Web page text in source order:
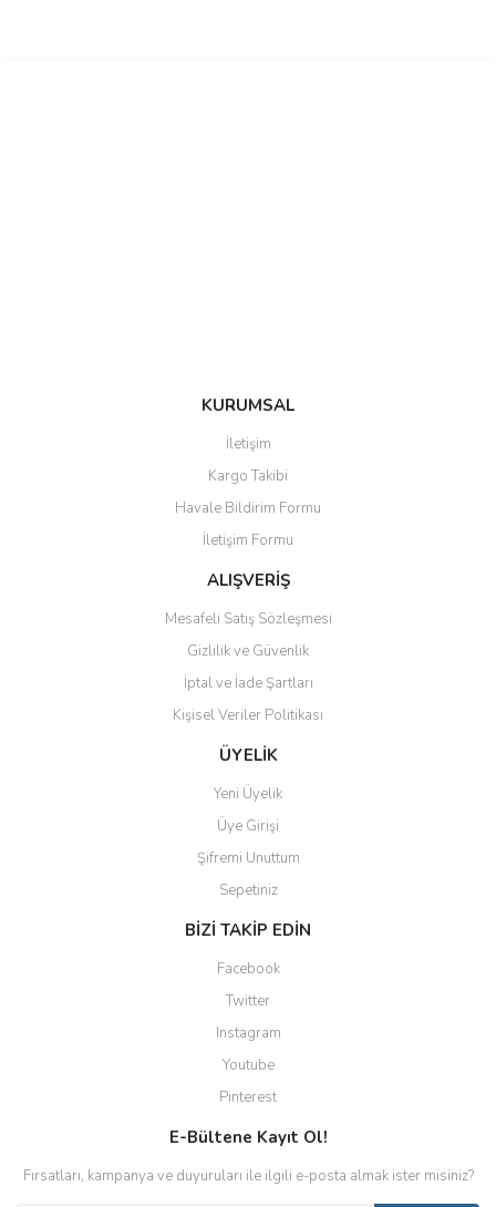
Gönder
KURUMSAL
İletişim
Kargo Takibi
Havale Bildirim Formu
İletişim Formu
ALIŞVERİŞ
Mesafeli Satış Sözleşmesi
Gizlilik ve Güvenlik
İptal ve İade Şartları
Kişisel Veriler Politikası
ÜYELİK
Yeni Üyelik
Üye Girişi
Şifremi Unuttum
Sepetiniz
BİZİ TAKİP EDİN
Facebook
Twitter
Instagram
Youtube
Pinterest
E-Bültene Kayıt Ol!
Fırsatları, kampanya ve duyuruları ile ilgili e-posta almak ister misiniz?